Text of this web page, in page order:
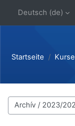
Deutsch ‎(de)‎
Startseite Kurse
Kursbereiche